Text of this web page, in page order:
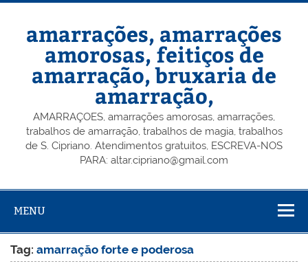
Skip
amarrações, amarrações
amorosas, feitiços de
amarração, bruxaria de
amarração,
AMARRAÇOES, amarrações amorosas, amarrações,
trabalhos de amarração, trabalhos de magia, trabalhos
de S. Cipriano. Atendimentos gratuitos, ESCREVA-NOS
PARA: altar.cipriano@gmail.com
MENU
Tag:amarração forte e poderosa